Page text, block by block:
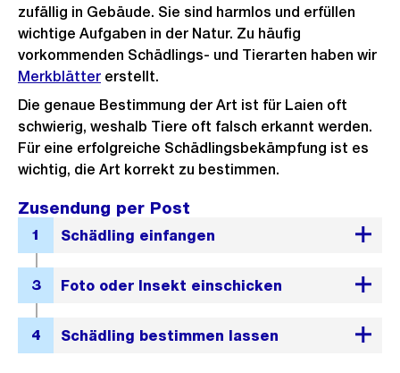
zufällig in Gebäude. Sie sind harmlos und erfüllen
wichtige Aufgaben in der Natur. Zu häufig
vorkommenden Schädlings- und Tierarten haben wir
Merkblätter erstellt.
Die genaue Bestimmung der Art ist für Laien oft
schwierig, weshalb Tiere oft falsch erkannt werden.
Für eine erfolgreiche Schädlingsbekämpfung ist es
wichtig, die Art korrekt zu bestimmen.
Zusendung per Post